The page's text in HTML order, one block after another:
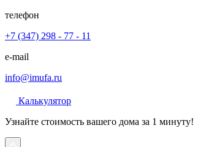
телефон
+7 (347) 298 - 77 - 11
e-mail
info@imufa.ru
Калькулятор
Узнайте стоимость вашего дома за 1 минуту!